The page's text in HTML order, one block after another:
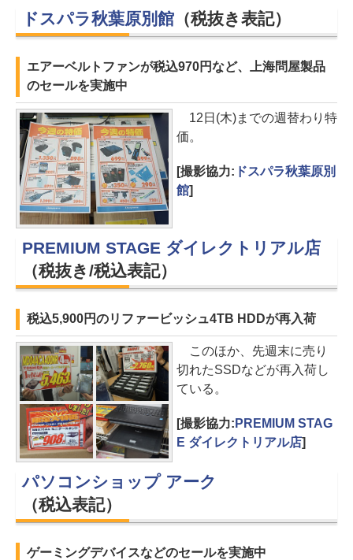
ドスパラ秋葉原別館（税抜き表記）
エアーベルトファンが税込970円など、上海問屋製品
のセールを実施中
12日(木)までの週替わり特
価。
[撮影協力: ドスパラ秋葉原別
館]
PREMIUM STAGE ダイレクトリアル店
（税抜き/税込表記）
税込5,900円のリファービッシュ4TB HDDが再入荷
このほか、先週末に売り
切れたSSDなどが再入荷し
ている。
[撮影協力: PREMIUM STAG
E ダイレクトリアル店]
パソコンショップ アーク
（税込表記）
ゲーミングデバイスなどのセールを実施中